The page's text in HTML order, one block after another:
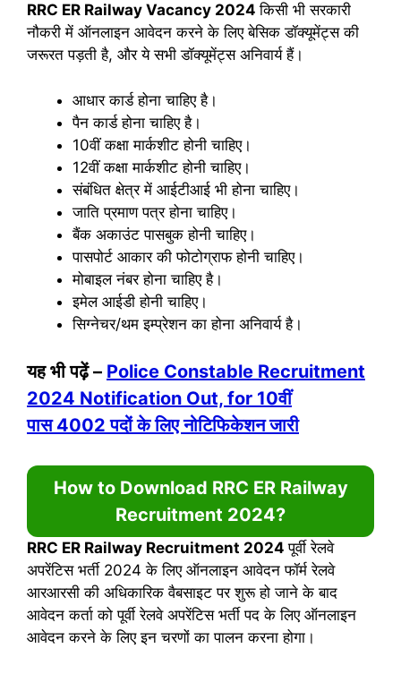
RRC ER Railway Vacancy 2024किसी भी सरकारी
नौकरी में ऑनलाइन आवेदन करने के लिए बेसिक डॉक्यूमेंट्स की
जरूरत पड़ती है, और ये सभी डॉक्यूमेंट्स अनिवार्य हैं।
आधार कार्ड होना चाहिए है।
पैन कार्ड होना चाहिए है।
10वीं कक्षा मार्कशीट होनी चाहिए।
12वीं कक्षा मार्कशीट होनी चाहिए।
संबंधित क्षेत्र में आईटीआई भी होना चाहिए।
जाति प्रमाण पत्र होना चाहिए।
बैंक अकाउंट पासबुक होनी चाहिए।
पासपोर्ट आकार की फोटोग्राफ होनी चाहिए।
मोबाइल नंबर होना चाहिए है।
इमेल आईडी होनी चाहिए।
सिग्नेचर/थम इम्प्रेशन का होना अनिवार्य है।
यह भी पढ़ें – Police Constable Recruitment
2024 Notification Out, for 10वीं
पास 4002 पदों के लिए नोटिफिकेशन जारी
How to Download RRC ER Railway
Recruitment 2024?
RRC ER Railway Recruitment 2024पूर्वी रेलवे
अपरेंटिस भर्ती 2024 के लिए ऑनलाइन आवेदन फॉर्म रेलवे
आरआरसी की अधिकारिक वैबसाइट पर शुरू हो जाने के बाद
आवेदन कर्ता को पूर्वी रेलवे अपरेंटिस भर्ती पद के लिए ऑनलाइन
आवेदन करने के लिए इन चरणों का पालन करना होगा।